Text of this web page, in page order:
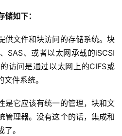
如下：
供文件和块访问的存储系统。块
SAS、或者以太网承载的iSCSI
访问是通过以太网上的CIFS或
件系统。
是它应该有统一的管理，块和文
管理器。没有这个的话，集成和
了。